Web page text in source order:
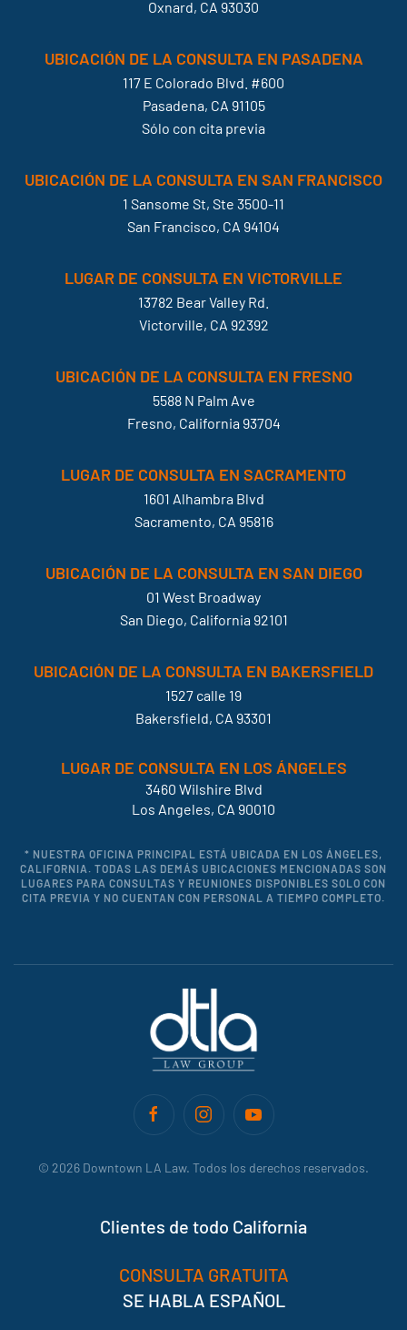
Oxnard, CA 93030
UBICACIÓN DE LA CONSULTA EN PASADENA
117 E Colorado Blvd. #600
Pasadena, CA 91105
Sólo con cita previa
UBICACIÓN DE LA CONSULTA EN SAN FRANCISCO
1 Sansome St, Ste 3500-11
San Francisco, CA 94104
LUGAR DE CONSULTA EN VICTORVILLE
13782 Bear Valley Rd.
Victorville, CA 92392
UBICACIÓN DE LA CONSULTA EN FRESNO
5588 N Palm Ave
Fresno, California 93704
LUGAR DE CONSULTA EN SACRAMENTO
1601 Alhambra Blvd
Sacramento, CA 95816
UBICACIÓN DE LA CONSULTA EN SAN DIEGO
01 West Broadway
San Diego, California 92101
UBICACIÓN DE LA CONSULTA EN BAKERSFIELD
1527 calle 19
Bakersfield, CA 93301
LUGAR DE CONSULTA EN LOS ÁNGELES
3460 Wilshire Blvd
Los Angeles, CA 90010
* NUESTRA OFICINA PRINCIPAL ESTÁ UBICADA EN LOS ÁNGELES,
CALIFORNIA. TODAS LAS DEMÁS UBICACIONES MENCIONADAS SON
LUGARES PARA CONSULTAS Y REUNIONES DISPONIBLES SOLO CON
CITA PREVIA Y NO CUENTAN CON PERSONAL A TIEMPO COMPLETO.
© 2026 Downtown LA Law. Todos los derechos reservados.
Clientes de todo California
CONSULTA GRATUITA
SE HABLA ESPAÑOL